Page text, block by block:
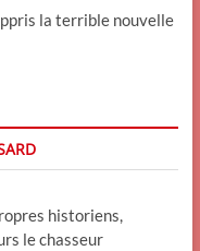
la terrible nouvelle
historiens,
le chasseur